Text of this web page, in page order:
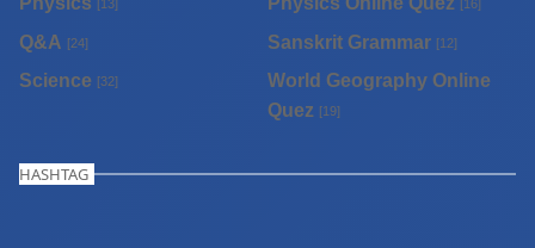
[13] [16]
Q&A [24] Sanskrit Grammar [12]
Science [32]
World Geography Online
Quez [19]
HASHTAG